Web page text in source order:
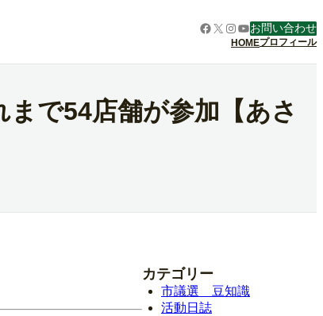
Facebook
X Instagram
YouTube
お問い合わせ
HOMEプロフィール
で54店舗が参加【あさ
カテゴリー
市議選 豆知識
活動日誌